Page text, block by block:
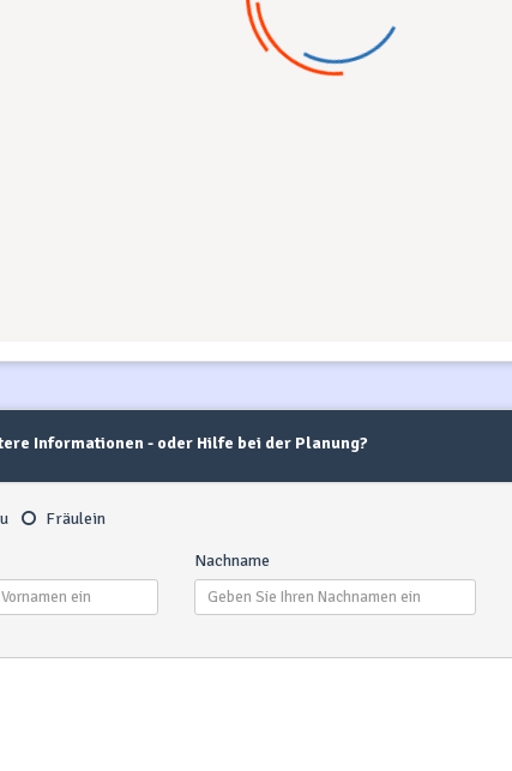
Informationen - oder Hilfe bei der Planung?
Fräulein
Nachname